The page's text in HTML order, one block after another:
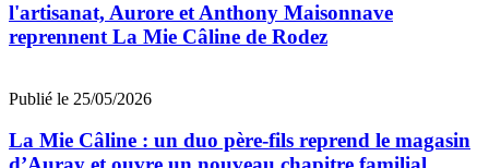
l'artisanat, Aurore et Anthony Maisonnave
reprennent La Mie Câline de Rodez
Publié le 25/05/2026
La Mie Câline : un duo père-fils reprend le magasin